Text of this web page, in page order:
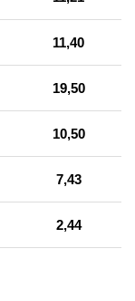
11,40
19,50
10,50
7,43
2,44